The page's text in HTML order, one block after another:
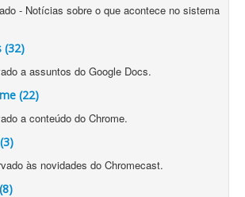
- Notícias sobre o que acontece no sistema
(32)
a assuntos do Google Docs.
(22)
a conteúdo do Chrome.
às novidades do Chromecast.